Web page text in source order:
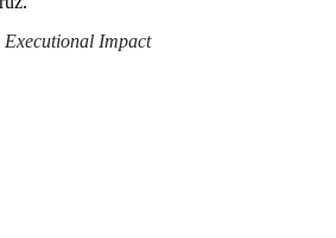
Executional Impact